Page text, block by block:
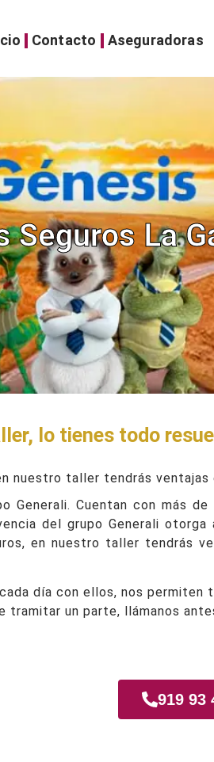
Contacto Aseguradoras
Seguros La
lo tienes todo
nuestro taller tendrás ventajas
Cuentan con más
del grupo Generali otorga
en nuestro taller tendrás
día con ellos, nos permiten
un parte, llámanos
919 93